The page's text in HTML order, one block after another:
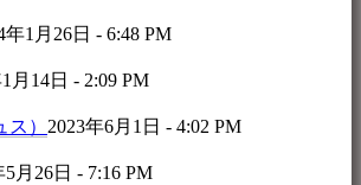
年1月26日 - 6:48 PM
月14日 - 2:09 PM
） 2023年6月1日 - 4:02 PM
5月26日 - 7:16 PM